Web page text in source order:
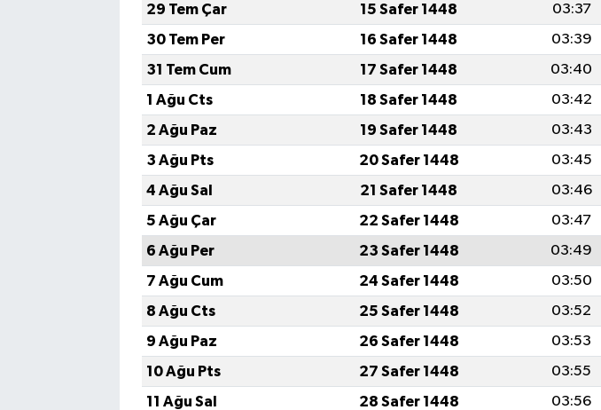
29 Tem Çar
15 Safer 1448 03:37
30 Tem Per
16 Safer 1448 03:39
31 Tem Cum
17 Safer 1448 03:40
1 Ağu Cts
18 Safer 1448 03:42
2 Ağu Paz
19 Safer 1448 03:43
3 Ağu Pts
20 Safer 1448 03:45
4 Ağu Sal
21 Safer 1448 03:46
5 Ağu Çar
22 Safer 1448 03:47
6 Ağu Per
23 Safer 1448 03:49
7 Ağu Cum
24 Safer 1448 03:50
8 Ağu Cts
25 Safer 1448 03:52
9 Ağu Paz
26 Safer 1448 03:53
10 Ağu Pts
27 Safer 1448 03:55
11 Ağu Sal
28 Safer 1448 03:56